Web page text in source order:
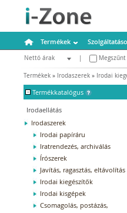
Termékek
Nettó árak
Termékek » Irodaszerek » Irodai
- Termékkatalógus
Irodaellátás
Irodaszerek
Irodai papíráru
Iratrendezés, archiválás
Írószerek
Javítás, ragasztás, eltávolítás
Irodai kiegészítők
Irodai kisgépek
Csomagolás, postázás,